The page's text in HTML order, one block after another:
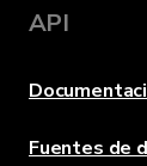
API
Fuentes de